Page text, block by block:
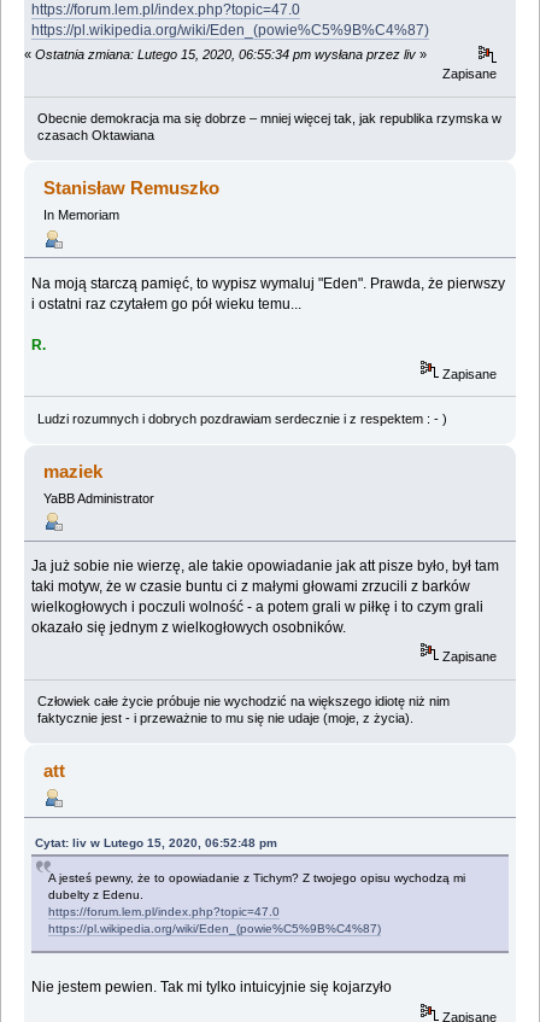
https://forum.lem.pl/index.php?topic=47.0
https://pl.wikipedia.org/wiki/Eden_(powie%C5%9B%C4%87)
« Ostatnia zmiana: Lutego 15, 2020, 06:55:34 pm wysłana przez liv »
Zapisane
Obecnie demokracja ma się dobrze – mniej więcej tak, jak republika rzymska w
czasach Oktawiana
Stanisław Remuszko
In Memoriam
Na moją starczą pamięć, to wypisz wymaluj "Eden". Prawda, że pierwszy
i ostatni raz czytałem go pół wieku temu...
R.
Zapisane
Ludzi rozumnych i dobrych pozdrawiam serdecznie i z respektem : - )
maziek
YaBB Administrator
Ja już sobie nie wierzę, ale takie opowiadanie jak att pisze było, był tam
taki motyw, że w czasie buntu ci z małymi głowami zrzucili z barków
wielkogłowych i poczuli wolność - a potem grali w piłkę i to czym grali
okazało się jednym z wielkogłowych osobników.
Zapisane
Człowiek całe życie próbuje nie wychodzić na większego idiotę niż nim
faktycznie jest - i przeważnie to mu się nie udaje (moje, z życia).
att
Cytat: liv w Lutego 15, 2020, 06:52:48 pm
A jesteś pewny, że to opowiadanie z Tichym? Z twojego opisu wychodzą mi
dubelty z Edenu.
https://forum.lem.pl/index.php?topic=47.0
https://pl.wikipedia.org/wiki/Eden_(powie%C5%9B%C4%87)
Nie jestem pewien. Tak mi tylko intuicyjnie się kojarzyło
Zapisane